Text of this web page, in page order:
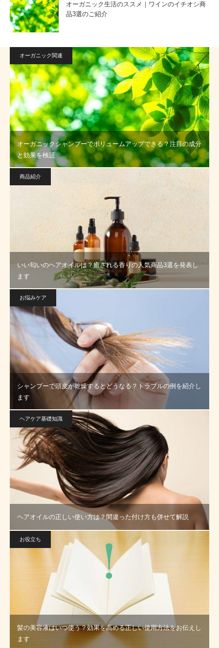
オーガニック生活のススメ｜ワインのイチオシ商
品3選のご紹介
オーガニック関連
オーガニックシャンプーでボリュームアップできる？注目の成分
と効果を検証
商品紹介
いい匂いのヘアオイルは？癒される香りの人気商品3選を発表し
ます
お悩みケア
シャンプーで頭皮が乾燥するとどうなる？トラブルの例を紹介し
ます
ヘアケア基礎知識
ヘアオイルの正しい使い方は？間違った付け方も併せて解説
お役立ち
髪の美容液はいつ使う？効果を高める正しい使用方法をお伝えし
ます